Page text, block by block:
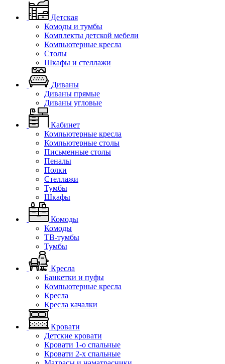
Детская
Комоды и тумбы
Комплекты детской мебели
Компьютерные кресла
Столы
Шкафы и стеллажи
Диваны
Диваны прямые
Диваны угловые
Кабинет
Компьютерные кресла
Компьютерные столы
Письменные столы
Пеналы
Полки
Стеллажи
Тумбы
Шкафы
Комоды
Комоды
ТВ-тумбы
Тумбы
Кресла
Банкетки и пуфы
Компьютерные кресла
Кресла
Кресла качалки
Кровати
Детские кровати
Кровати 1-о спальные
Кровати 2-х спальные